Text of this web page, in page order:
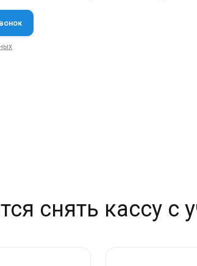
снять кассу с